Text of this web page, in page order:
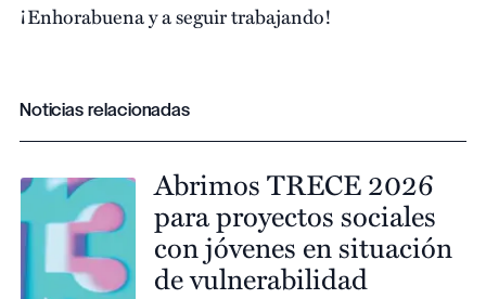
¡Enhorabuena y a seguir trabajando!
Noticias relacionadas
Abrimos TRECE 2026
para proyectos sociales
con jóvenes en situación
de vulnerabilidad